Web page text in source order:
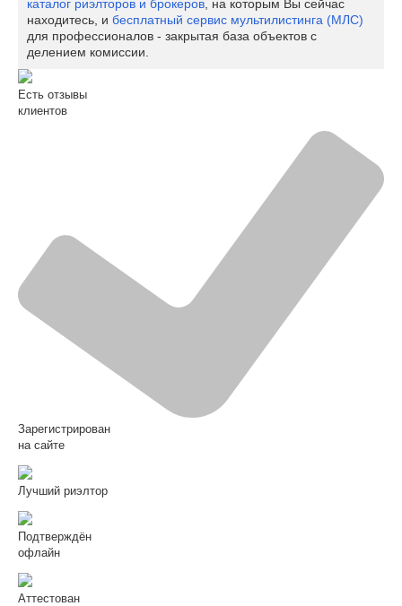
каталог риэлторов и брокеров , на которым Вы сейчас
находитесь, и бесплатный сервис мультилистинга (МЛС)
для профессионалов - закрытая база объектов с
делением комиссии.
Есть отзывы
клиентов
Зарегистрирован
на сайте
Лучший риэлтор
Подтверждён
офлайн
Аттестован